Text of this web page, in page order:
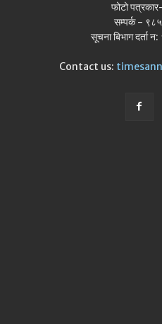
फोटो
सम्पर्क -
सूचना बिभाग
Contact us: